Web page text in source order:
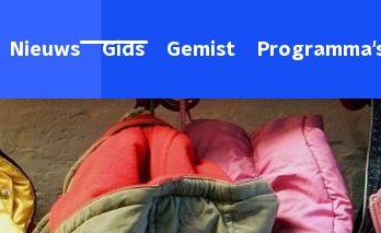
Nieuws Gids Gemist